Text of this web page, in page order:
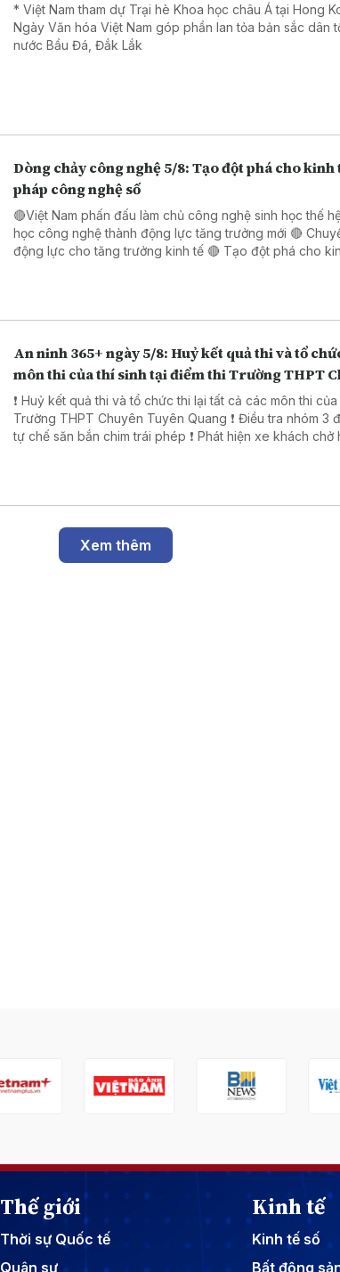
* Việt Nam tham dự Trại hè Khoa học châu Á tại Hong
Ngày Văn hóa Việt Nam góp phần lan tỏa bản sắc dân
nước Bầu Đá, Đắk Lắk
Dòng chảy công nghệ 5/8: Tạo đột phá cho
pháp công nghệ số
🔴Việt Nam phấn đấu làm chủ công nghệ sinh học thế
học công nghệ thành động lực tăng trưởng mới 🔴
động lực cho tăng trưởng kinh tế 🔴 Tạo đột phá cho kinh tế tập thể bằng giải
An ninh 365+ ngày 5/8: Huỷ kết quả thi và tổ
môn thi của thí sinh tại điểm thi Trường THPT
❗ Huỷ kết quả thi và tổ chức thi lại tất cả các môn thi
Trường THPT Chuyên Tuyên Quang ❗ Điều tra nhóm 3 đối tượng sử dụng súng
tự chế săn bắn chim trái phép ❗ Phát hiện xe khách chở hơn 800 kg thực phẩm
Xem thêm
Thế giới
Thời sự Quốc tế
Quân sự
Kinh tế
Kinh tế số
Bất động